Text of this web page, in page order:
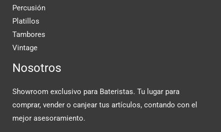
Percusión
Platillos
Tambores
Vintage
Nosotros
Showroom exclusivo para Bateristas. Tu lugar para
comprar, vender o canjear tus artículos, contando con el
mejor asesoramiento.